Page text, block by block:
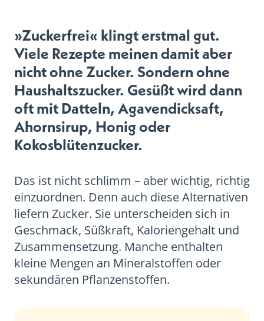
»Zuckerfrei« klingt erstmal gut.
Viele Rezepte meinen damit aber
nicht ohne Zucker. Sondern ohne
Haushaltszucker. Gesüßt wird dann
oft mit Datteln, Agavendicksaft,
Ahornsirup, Honig oder
Kokosblütenzucker.
Das ist nicht schlimm – aber wichtig, richtig
einzuordnen. Denn auch diese Alternativen
liefern Zucker. Sie unterscheiden sich in
Geschmack, Süßkraft, Kaloriengehalt und
Zusammensetzung. Manche enthalten
kleine Mengen an Mineralstoffen oder
sekundären Pflanzenstoffen.